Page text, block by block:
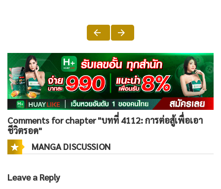
Comments for chapter "บทที่ 4112: การต่อสู้เพื่อเอา
ชีวิตรอด"
MANGA DISCUSSION
Leave a Reply